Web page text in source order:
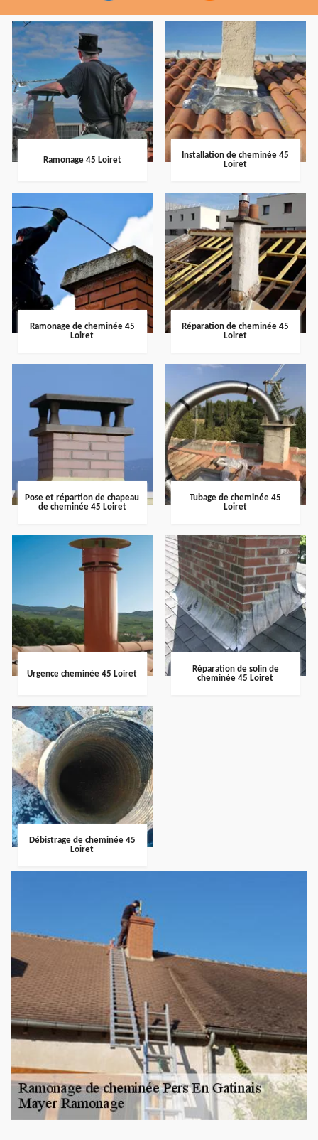
Ramonage 45 Loiret
Installation de cheminée 45
Loiret
Ramonage de cheminée 45
Loiret
Réparation de cheminée 45
Loiret
Pose et répartion de chapeau
de cheminée 45 Loiret
Tubage de cheminée 45
Loiret
Urgence cheminée 45 Loiret
Réparation de solin de
cheminée 45 Loiret
Débistrage de cheminée 45
Loiret